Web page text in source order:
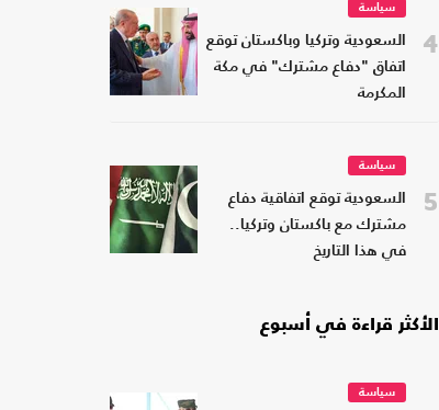
4
سياسة
السعودية وتركيا وباكستان توقع
اتفاق "دفاع مشترك" في مكة
المكرمة
5
سياسة
السعودية توقع اتفاقية دفاع
مشترك مع باكستان وتركيا..
في هذا التاريخ
الأكثر قراءة في أسبوع
سياسة